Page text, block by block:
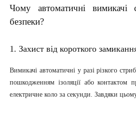
Чому автоматичні вимикачі
безпеки?
1. Захист від короткого
Вимикачі автоматичні у разі різкого
пошкодженням ізоляції або контактом
електричне коло за секунди. Завдяки